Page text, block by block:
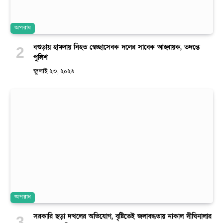
অপরাধ
বগুড়ায় হামলায় নিহত স্বেচ্ছাসেবক দলের সাবেক আহ্বায়ক, তদন্তে
পুলিশ
জুলাই ২৩, ২০২৬
অপরাধ
সরকারি ছড়া দখলের অভিযোগ, বৃষ্টিতেই জলাবদ্ধতায় নাকাল দীঘিনালার